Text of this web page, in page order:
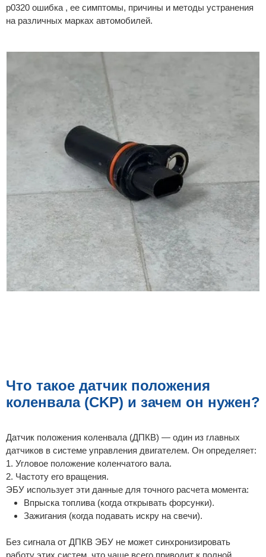
p0320 ошибка , ее симптомы, причины и методы устранения
на различных марках автомобилей.
Что такое датчик положения
коленвала (CKP) и зачем он нужен?
Датчик положения коленвала (ДПКВ) — один из главных
датчиков в системе управления двигателем. Он определяет:
1. Угловое положение коленчатого вала.
2. Частоту его вращения.
ЭБУ использует эти данные для точного расчета момента:
Впрыска топлива (когда открывать форсунки).
Зажигания (когда подавать искру на свечи).
Без сигнала от ДПКВ ЭБУ не может синхронизировать
работу этих систем, что чаще всего приводит к полной